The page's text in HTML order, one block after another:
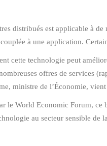
distribués est applicable à
à une application.
cette technologie peut
offres de services
ministre de l’Économie,
le World Economic Forum, ce
au secteur sensible de